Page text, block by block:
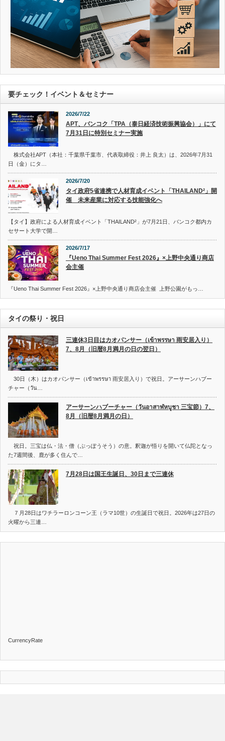
要チェック！イベント＆セミナー
2026/7/22
APT、バンコク「TPA（泰日経済技術振興協会）」にて
7月31日に特別セミナー実施
株式会社APT（本社：千葉県千葉市、代表取締役：井上 良太）は、2026年7月31
日（金）にタ…
2026/7/20
タイ政府5省連携で人材育成イベント「THAILAND²」開
催 未来産業に対応する技能強化へ
【タイ】政府による人材育成イベント「THAILAND²」が7月21日、バンコク都内カ
セサート大学で開…
2026/7/17
『Ueno Thai Summer Fest 2026』×上野中央通り商店
会主催
『Ueno Thai Summer Fest 2026』×上野中央通り商店会主催 上野公園がもっ…
タイの祭り・祝日
三連休3日目はカオパンサー（เข้าพรรษา 雨安居入り）
7、8月（旧暦8月満月の日の翌日）
30日（木）はカオパンサー（เข้าพรรษา 雨安居入り）で祝日。アーサーンハブー
チャー（วัน…
アーサーンハブーチャー（วันอาสาฬหบูชา 三宝節）7、
8月（旧暦8月満月の日）
祝日。三宝は仏・法・僧（ぶっぽうそう）の意。釈迦が悟りを開いて仏陀となっ
た7週間後、鹿が多く住んで…
7月28日は国王生誕日、30日まで三連休
７月28日はワチラーロンコーン王（ラマ10世）の生誕日で祝日。2026年は27日の
火曜から三連…
CurrencyRate